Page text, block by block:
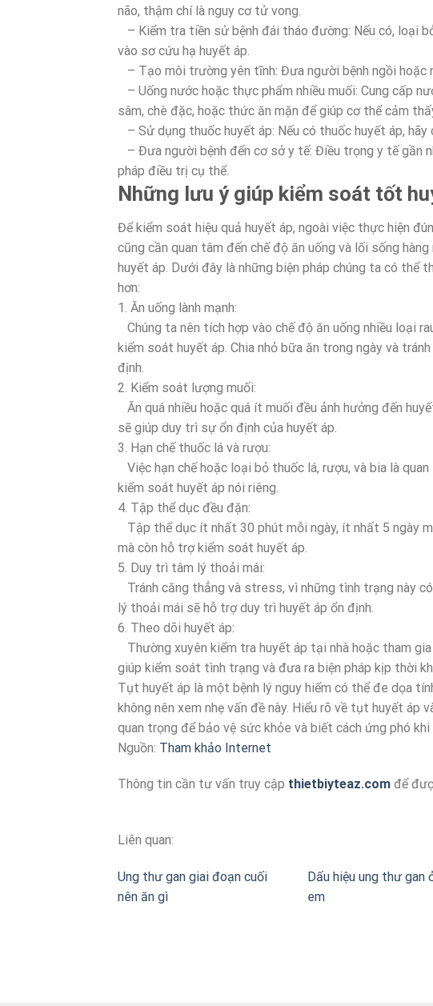
não, thậm chí là nguy cơ tử vong.
– Kiểm tra tiền sử bệnh đái tháo đường: Nếu có, loại
vào sơ cứu hạ huyết áp.
– Tạo môi trường yên tĩnh: Đưa người bệnh ngồi hoặc
– Uống nước hoặc thực phẩm nhiều muối: Cung cấp
sâm, chè đặc, hoặc thức ăn mặn để giúp cơ thể cảm
– Sử dụng thuốc huyết áp: Nếu có thuốc huyết áp, hãy
– Đưa người bệnh đến cơ sở y tế: Điều trọng y tế gần
pháp điều trị cụ thể.
Những lưu ý giúp kiểm soát tốt
Để kiểm soát hiệu quả huyết áp, ngoài việc thực hiện
cũng cần quan tâm đến chế độ ăn uống và lối sống
huyết áp. Dưới đây là những biện pháp chúng ta có thể
hơn:
1. Ăn uống lành mạnh:
Chúng ta nên tích hợp vào chế độ ăn uống nhiều loại
kiểm soát huyết áp. Chia nhỏ bữa ăn trong ngày và
định.
2. Kiểm soát lượng muối:
Ăn quá nhiều hoặc quá ít muối đều ảnh hưởng đến
sẽ giúp duy trì sự ổn định của huyết áp.
3. Hạn chế thuốc lá và rượu:
Việc hạn chế hoặc loại bỏ thuốc lá, rượu, và bia là
kiểm soát huyết áp nói riêng.
4. Tập thể dục đều đặn:
Tập thể dục ít nhất 30 phút mỗi ngày, ít nhất 5 ngày
mà còn hỗ trợ kiểm soát huyết áp.
5. Duy trì tâm lý thoải mái:
Tránh căng thẳng và stress, vì những tình trạng này
lý thoải mái sẽ hỗ trợ duy trì huyết áp ổn định.
6. Theo dõi huyết áp:
Thường xuyên kiểm tra huyết áp tại nhà hoặc tham
giúp kiểm soát tình trạng và đưa ra biện pháp kịp thời
Tụt huyết áp là một bệnh lý nguy hiểm có thể đe dọa
không nên xem nhẹ vấn đề này. Hiểu rõ về tụt huyết áp
quan trọng để bảo vệ sức khỏe và biết cách ứng phó
Nguồn: Tham khảo Internet
Thông tin cần tư vấn truy cập thietbiyteaz.com để
Liên quan:
Ung thư gan giai đoạn cuối
nên ăn gì
Dấu hiệu ung thư gan
em